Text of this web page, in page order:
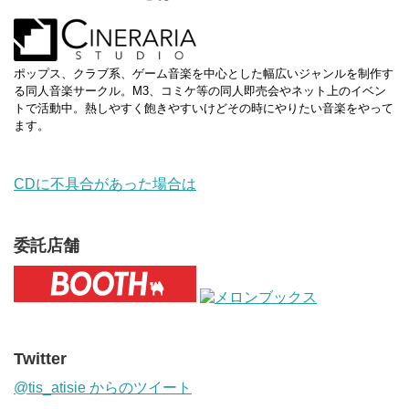
ポップス、クラブ系、ゲーム音楽を中心とした幅広いジャンルを制作す
る同人音楽サークル。M3、コミケ等の同人即売会やネット上のイベン
トで活動中。熱しやすく飽きやすいけどその時にやりたい音楽をやって
ます。
CDに不具合があった場合は
委託店舗
Twitter
@tis_atisie からのツイート